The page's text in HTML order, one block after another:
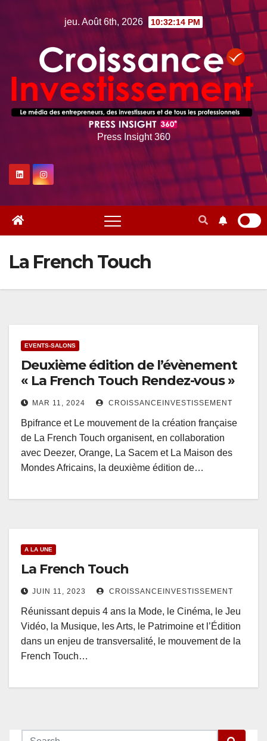
jeu. Août 6th, 2026 10:32:15 PM
Press Insight 360
La French Touch
EVENTS-SALONS
Deuxième édition de l’évènement
« La French Touch Rendez-vous »
MAR 11, 2024 CROISSANCEINVESTISSEMENT
Bpifrance et Le mouvement de la création française
de La French Touch organisent, en collaboration
avec Deezer, Orange, La Sacem et La Maison des
Mondes Africains, la deuxième édition de…
A LA UNE
La French Touch
JUIN 11, 2023 CROISSANCEINVESTISSEMENT
Réunissant depuis 4 ans la Mode, le Cinéma, le Jeu
Vidéo, la Musique, les Arts, le Patrimoine et l’Édition
dans un enjeu de transversalité, le mouvement de la
French Touch…